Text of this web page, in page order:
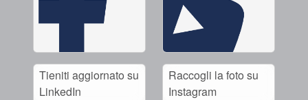
Tieniti aggiornato su
LinkedIn
Raccogli la foto su
Instagram